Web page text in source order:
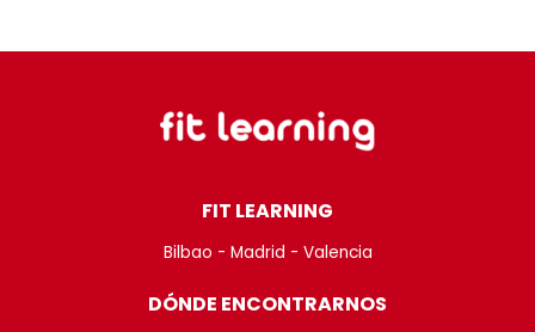
FIT LEARNING
Bilbao - Madrid - Valencia
DÓNDE ENCONTRARNOS